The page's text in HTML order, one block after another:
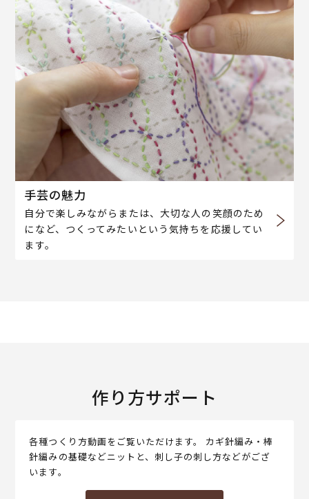
手芸の魅力
自分で楽しみながらまたは、大切な人の笑顔のため
になど、つくってみたいという気持ちを応援してい
ます。
作り方サポート
各種つくり方動画をご覧いただけます。 カギ針編み・棒
針編みの基礎などニットと、刺し子の刺し方などがござ
います。